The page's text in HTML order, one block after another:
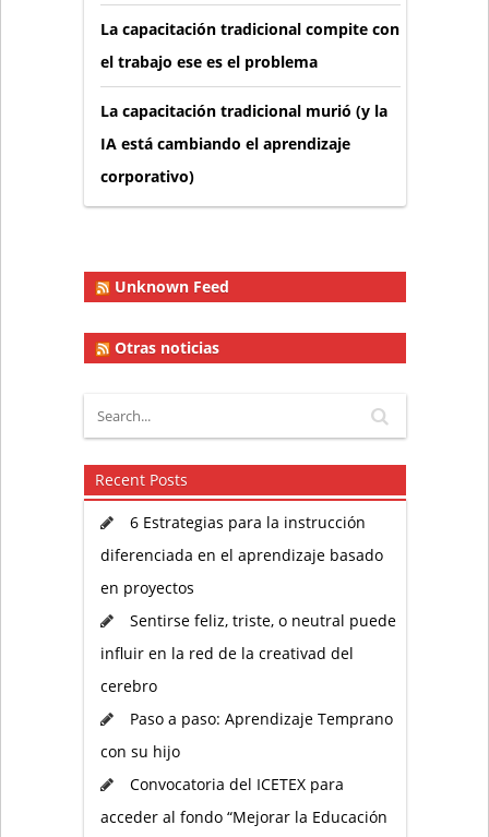
La capacitación tradicional compite con
el trabajo ese es el problema
La capacitación tradicional murió (y la
IA está cambiando el aprendizaje
corporativo)
Unknown Feed
Otras noticias
Recent Posts
6 Estrategias para la instrucción
diferenciada en el aprendizaje basado
en proyectos
Sentirse feliz, triste, o neutral puede
influir en la red de la creativad del
cerebro
Paso a paso: Aprendizaje Temprano
con su hijo
Convocatoria del ICETEX para
acceder al fondo “Mejorar la Educación